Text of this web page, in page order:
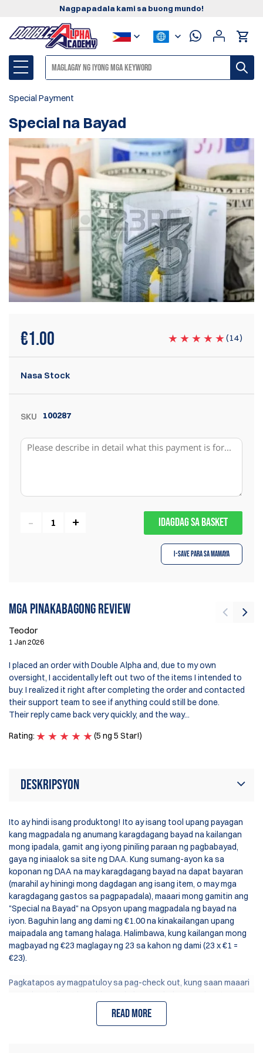
Nagpapadala kami sa buong mundo!
Special Payment
Special na Bayad
€1.00 (14)
Nasa Stock
SKU 100287
IDAGDAG SA BASKET
I-save para sa Mamaya
Mga pinakabagong review
Teodor
1 Jan 2026
I placed an order with Double Alpha and, due to my own
oversight, I accidentally left out two of the items I intended to
buy. I realized it right after completing the order and contacted
their support team to see if anything could still be done.
Their reply came back very quickly, and the way...
Rating:
(5 ng 5 Star!)
Deskripsyon
Ito ay hindi isang produktong! Ito ay isang tool upang payagan
kang magpadala ng anumang karagdagang bayad na kailangan
mong ipadala, gamit ang iyong piniling paraan ng pagbabayad,
gaya ng iniaalok sa site ng DAA. Kung sumang-ayon ka sa
koponan ng DAA na may karagdagang bayad na dapat bayaran
(marahil ay hiningi mong dagdagan ang isang item, o may mga
karagdagang gastos sa pagpapadala), maaari mong gamitin ang
"Special na Bayad" na Opsyon upang magpadala ng bayad na
iyon. Baguhin lang ang dami ng €1.00 na kinakailangan upang
maipadala ang tamang halaga. Halimbawa, kung kailangan mong
magbayad ng €23 maglagay ng 23 sa kahon ng dami (23 x €1 =
€23).
Pagkatapos ay magpatuloy sa pag-check out, kung saan maaari
mong kontrolin at baguhin ang kabuuang halaga na dapat
bayaran. Tandaan na walang gastos sa pagpapadala na
idinagdag ngunit walang ipinapadala.
Read more